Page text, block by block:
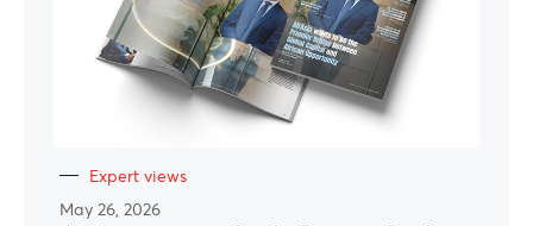
Expert views
May 26, 2026